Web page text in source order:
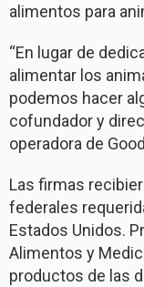
alimentos para
“En lugar de
alimentar los
podemos hacer
cofundador y
operadora de
Las firmas
federales
Estados Unidos.
Alimentos y
productos de las